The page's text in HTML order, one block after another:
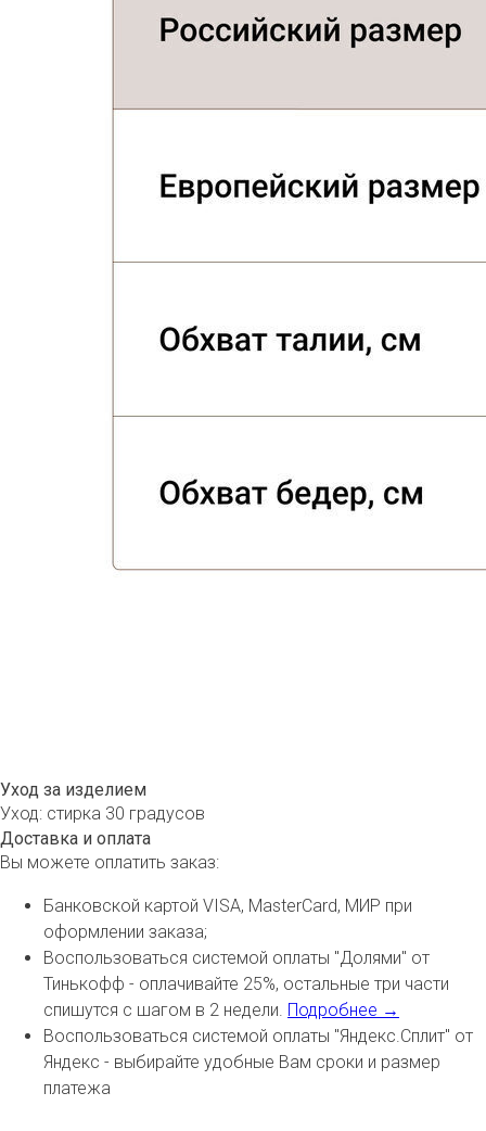
Уход за изделием
Уход: стирка 30 градусов
Доставка и оплата
Вы можете оплатить заказ:
Банковской картой VISA, MasterCard, МИР при
оформлении заказа;
Воспользоваться системой оплаты "Долями" от
Тинькофф - оплачивайте 25%, остальные три части
спишутся с шагом в 2 недели. Подробнее →
Воспользоваться системой оплаты "Яндекс.Сплит" от
Яндекс - выбирайте удобные Вам сроки и размер
платежа